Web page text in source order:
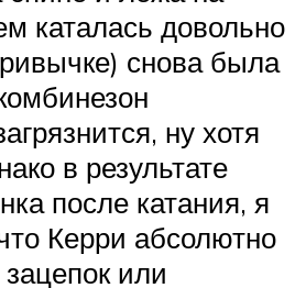
каталась довольно
снова была
ну хотя
в результате
после катания, я
Керри абсолютно
или